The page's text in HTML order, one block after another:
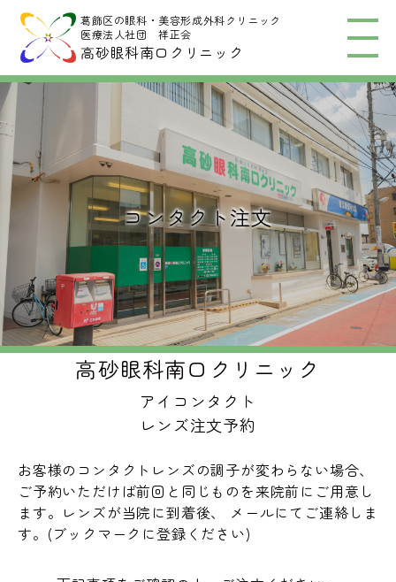
葛飾区の眼科・美容形成外科クリニック
医療法人社団 祥正会
高砂眼科南口クリニック
コンタクト注文
高砂眼科南口クリニック
アイコンタクト
レンズ注文予約
お客様のコンタクトレンズの調子が変わらない場合、
ご予約いただけば前回と同じものを来院前にご用意し
ます。レンズが当院に到着後、 メールにてご連絡しま
す。(ブックマークに登録ください)